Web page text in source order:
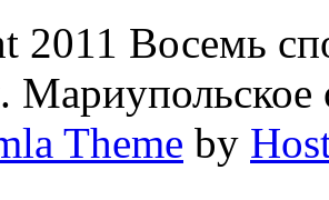
2011 Восемь
Theme by